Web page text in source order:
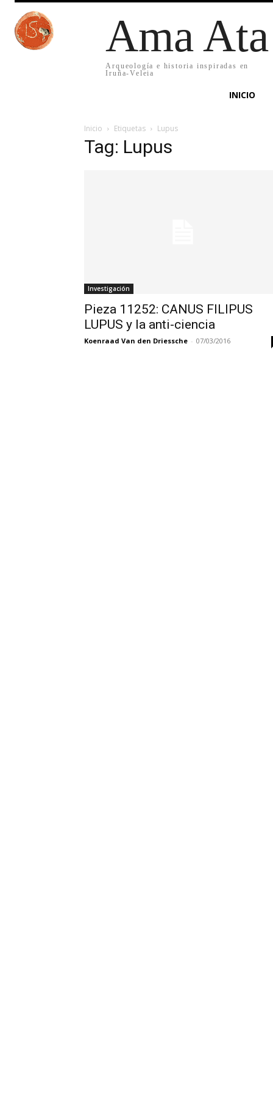
Ama Ata
Arqueología e historia inspiradas en
Iruña-Veleia
INICIO
Inicio Etiquetas Lupus
Tag: Lupus
Investigación
Pieza 11252: CANUS FILIPUS
LUPUS y la anti-ciencia
Koenraad Van den Driessche - 07/03/2016